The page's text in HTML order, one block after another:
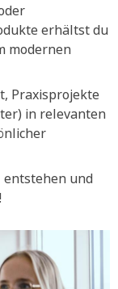
erhältst du
modernen
Praxisprojekte
in relevanten
entstehen und